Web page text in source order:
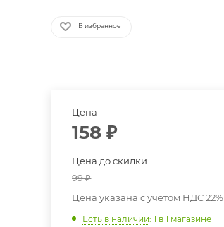
В избранное
Цена
158 ₽
Цена до скидки
99₽
Цена указана с учетом НДС 22%
Есть в наличии: 1 в 1 магазине